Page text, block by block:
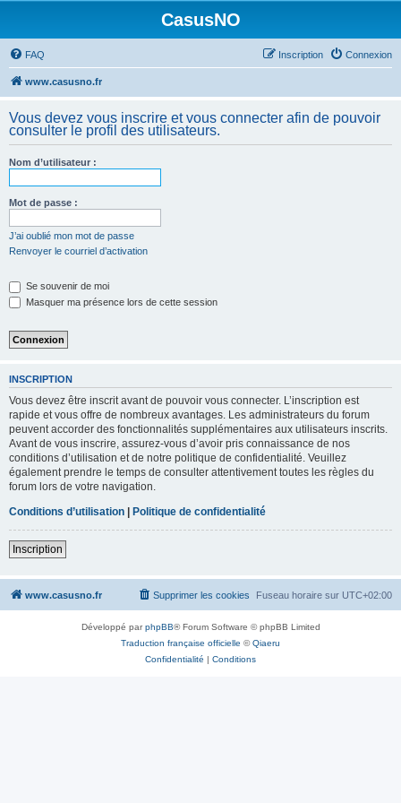
CasusNO
FAQ Connexion
Inscription
www.casusno.fr
Vous devez vous inscrire et vous connecter afin de pouvoir
consulter le profil des utilisateurs.
Nom d’utilisateur :
Mot de passe :
J’ai oublié mon mot de passe
Renvoyer le courriel d’activation
Se souvenir de moi
Masquer ma présence lors de cette session
INSCRIPTION
Vous devez être inscrit avant de pouvoir vous connecter. L’inscription est
rapide et vous offre de nombreux avantages. Les administrateurs du forum
peuvent accorder des fonctionnalités supplémentaires aux utilisateurs inscrits.
Avant de vous inscrire, assurez-vous d’avoir pris connaissance de nos
conditions d’utilisation et de notre politique de confidentialité. Veuillez
également prendre le temps de consulter attentivement toutes les règles du
forum lors de votre navigation.
Conditions d’utilisation | Politique de confidentialité
Inscription
www.casusno.fr Fuseau horaire sur UTC+02:00
Supprimer les cookies
Développé parphpBB® Forum Software © phpBB Limited
Traduction française officielle ©Qiaeru
Confidentialité | Conditions